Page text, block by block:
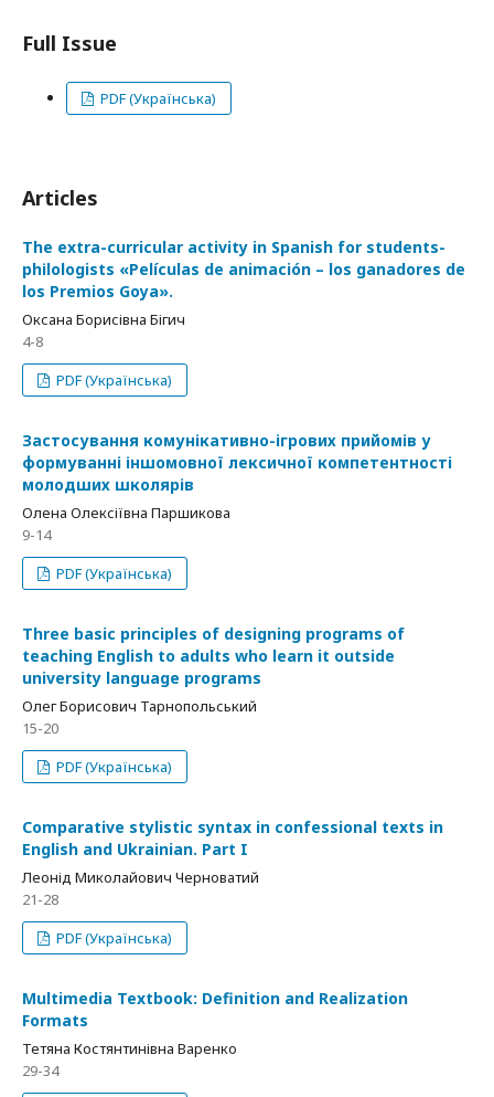
Full Issue
PDF (Українська)
Articles
The extra-curricular activity in Spanish for students-
phіlologists «Películas de animación – los ganadores de
los Premios Goya».
Оксана Борисівна Бігич
4-8
PDF (Українська)
Застосування комунікативно-ігрових прийомів у
формуванні іншомовної лексичної компетентності
молодших школярів
Олена Олексіївна Паршикова
9-14
PDF (Українська)
Three basic principles of designing programs of
teaching English to adults who learn it outside
university language programs
Олег Борисович Тарнопольський
15-20
PDF (Українська)
Comparative stylistic syntax in confessional texts in
English and Ukrainian. Part I
Леонід Миколайович Черноватий
21-28
PDF (Українська)
Multimedia Textbook: Definition and Realization
Formats
Тетяна Костянтинівна Варенко
29-34